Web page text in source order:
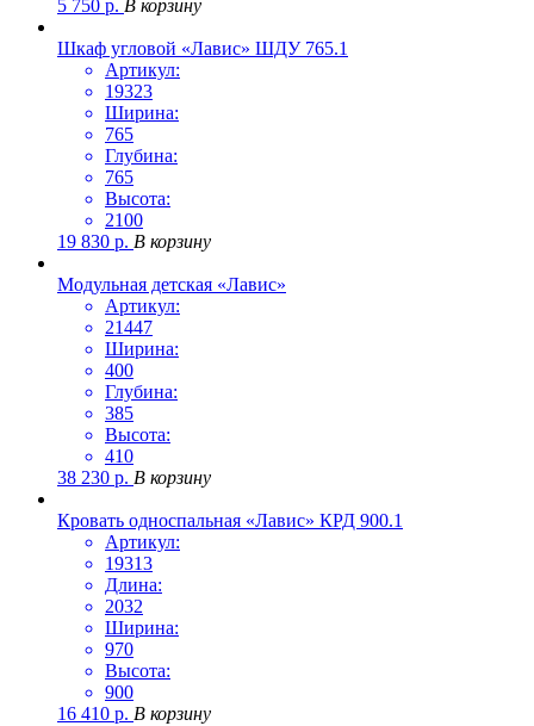
5 750 р. В корзину
Шкаф угловой «Лавис» ШДУ 765.1
Артикул:
19323
Ширина:
765
Глубина:
765
Высота:
2100
19 830 р. В корзину
Модульная детская «Лавис»
Артикул:
21447
Ширина:
400
Глубина:
385
Высота:
410
38 230 р. В корзину
Кровать односпальная «Лавис» КРД 900.1
Артикул:
19313
Длина:
2032
Ширина:
970
Высота:
900
16 410 р. В корзину